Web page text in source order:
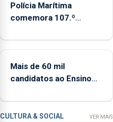
pelo
Plano
Resiliência
(PRR)
Açores
ronda
Polícia Marítima
comemora 107.º
Delgada entre os dias 5
Mais de 60 mil
candidatos ao Ensino
CULTURA & SOCIAL VER MAIS